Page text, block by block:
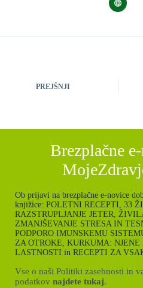
PREJŠNJI
Brezplačne
Ob prijavi na brezplačne e-novice
knjižice: POLETNI RECEPTI, 33
RAZSTRUPLJANJE JETER,
ZMANJŠEVANJE STRESA IN
PODPORO IMUNSKEMU
ZA OTROKE, KURKUMA: NJENE
LASTNOSTI in RECEPTI ZA
Vse o naši Politiki zasebnosti in
podatkov najdete tukaj.